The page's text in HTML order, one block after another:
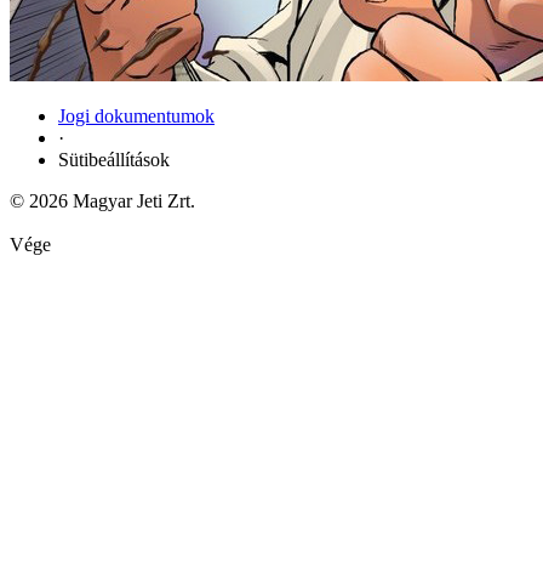
Jogi dokumentumok
·
Sütibeállítások
© 2026 Magyar Jeti Zrt.
Vége